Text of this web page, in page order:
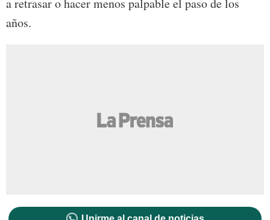
a retrasar o hacer menos palpable el paso de los
años.